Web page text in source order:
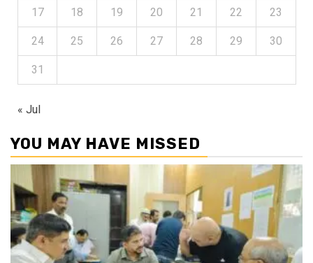
17 18 19 20 21 22 23
24 25 26 27 28 29 30
31
« Jul
YOU MAY HAVE MISSED